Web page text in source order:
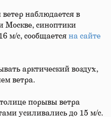
наблюдается в
Москве, синоптики
м/с, сообщается на сайте
арктический воздух,
ветра.
порывы ветра
усиливались до 15 м/с.